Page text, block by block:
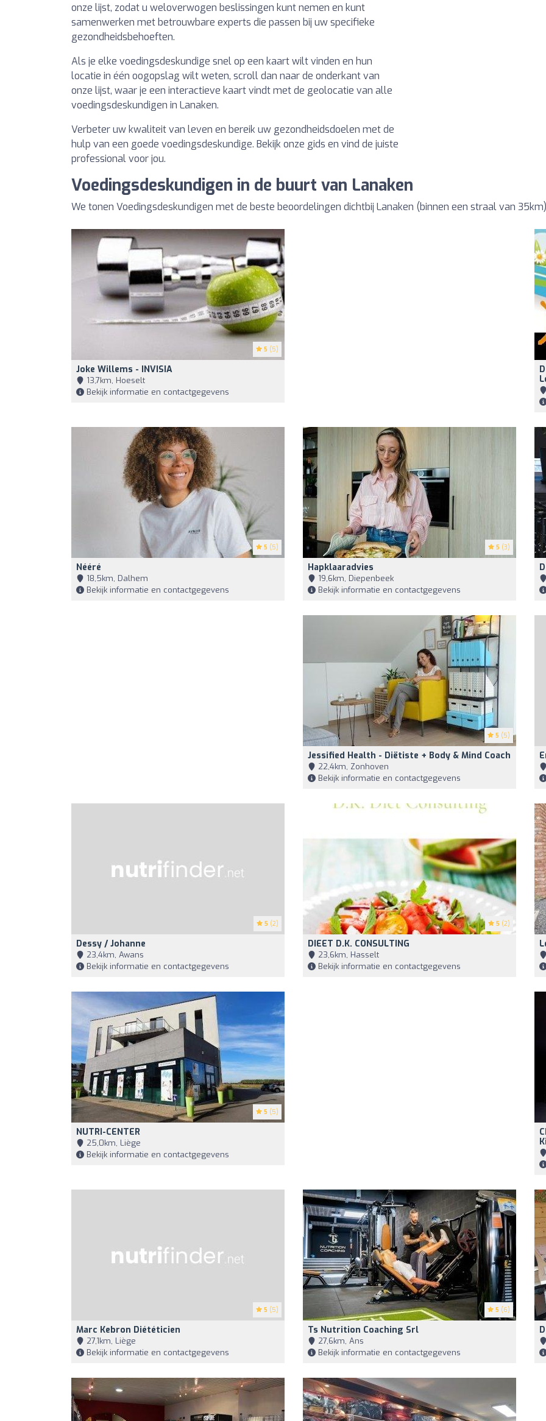
onze lijst, zodat u weloverwogen beslissingen kunt nemen en kunt
samenwerken met betrouwbare experts die passen bij uw specifieke
gezondheidsbehoeften.
Als je elke voedingsdeskundige snel op een kaart wilt vinden en hun
locatie in één oogopslag wilt weten, scroll dan naar de onderkant van
onze lijst, waar je een interactieve kaart vindt met de geolocatie van alle
voedingsdeskundigen in Lanaken.
Verbeter uw kwaliteit van leven en bereik uw gezondheidsdoelen met de
hulp van een goede voedingsdeskundige. Bekijk onze gids en vind de juiste
professional voor jou.
Voedingsdeskundigen in de buurt van Lanaken
We tonen Voedingsdeskundigen met de beste beoordelingen dichtbij Lanaken (binnen een straal van 35km)
5 (5)
Joke Willems - INVISIA
13,7km, Hoeselt
Bekijk informatie en contactgegevens
5 (5)
Nééré
18,5km, Dalhem
Bekijk informatie en contactgegevens
5 (3)
Hapklaaradvies
19,6km, Diepenbeek
Bekijk informatie en contactgegevens
5 (5)
Jessified Health - Diëtiste + Body & Mind Coach
22,4km, Zonhoven
Bekijk informatie en contactgegevens
5 (2)
Dessy / Johanne
23,4km, Awans
Bekijk informatie en contactgegevens
5 (2)
DIEET D.K. CONSULTING
23,6km, Hasselt
Bekijk informatie en contactgegevens
5 (5)
NUTRI-CENTER
25,0km, Liège
Bekijk informatie en contactgegevens
5 (5)
Marc Kebron Diététicien
27,1km, Liège
Bekijk informatie en contactgegevens
5 (6)
Ts Nutrition Coaching Srl
27,6km, Ans
Bekijk informatie en contactgegevens